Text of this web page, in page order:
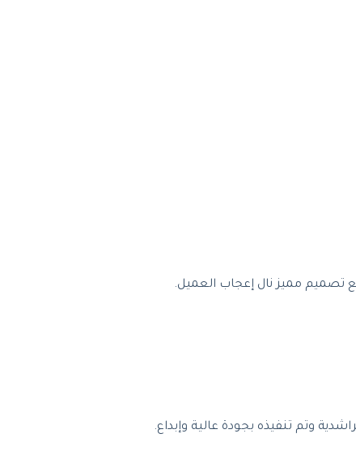
تصميم مميز نال إعجاب العميل.
وتم تنفيذه بجودة عالية وإبداع.